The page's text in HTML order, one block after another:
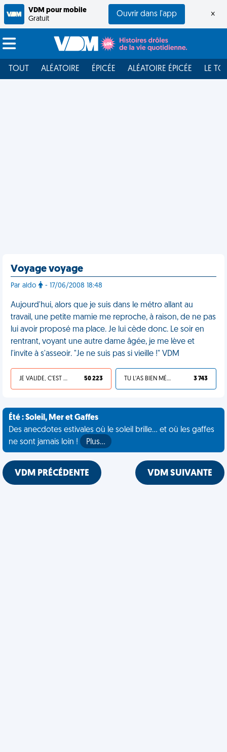
VDM pour mobile
Gratuit
Ouvrir dans l'app ×
TOUT ALÉATOIRE ÉPICÉE ALÉATOIRE ÉPICÉE LE
Voyage voyage
Par aldo - 17/06/2008 18:48
Aujourd'hui, alors que je suis dans le métro allant au
travail, une petite mamie me reproche, à raison, de ne pas
lui avoir proposé ma place. Je lui cède donc. Le soir en
rentrant, voyant une autre dame âgée, je me lève et
l'invite à s'asseoir. "Je ne suis pas si vieille !" VDM
JE VALIDE, C'EST UNE VDM 50 223 TU L'AS BIEN MÉRITÉ 3 743
Été : Soleil, Mer et Gaffes
Des anecdotes estivales où le soleil brille... et où les gaffes
ne sont jamais loin !
Plus…
VDM PRÉCÉDENTE VDM SUIVANTE